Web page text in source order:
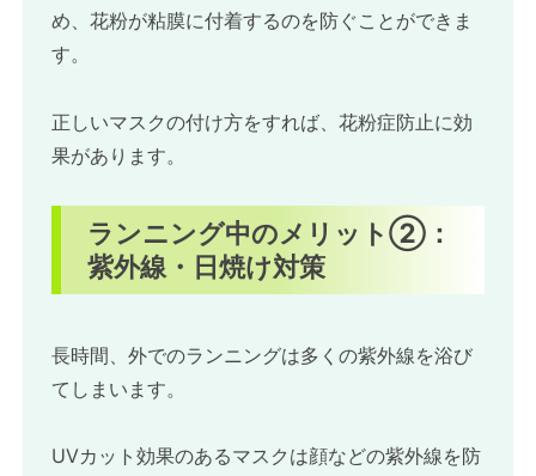
め、花粉が粘膜に付着するのを防ぐことができま
す。
正しいマスクの付け方をすれば、花粉症防止に効
果があります。
ランニング中のメリット②：
紫外線・日焼け対策
長時間、外でのランニングは多くの紫外線を浴び
てしまいます。
UVカット効果のあるマスクは顔などの紫外線を防